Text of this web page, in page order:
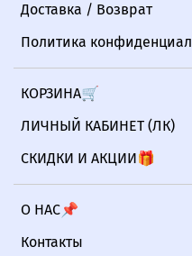
Доставка / Возврат
Политика
КОРЗИНА🛒
ЛИЧНЫЙ КАБИНЕТ (ЛК)
СКИДКИ И АКЦИИ🎁
О НАС📌
Контакты